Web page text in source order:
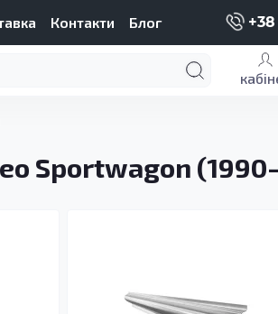
Контакти Блог
Sportwagon